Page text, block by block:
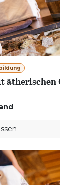
ätherischen